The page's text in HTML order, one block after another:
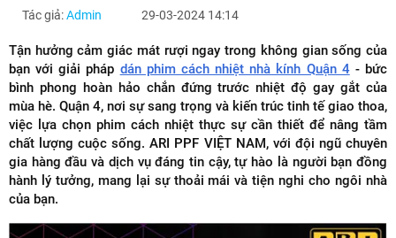
Tác giả:Admin 29-03-2024 14:14
Tận hưởng cảm giác mát rượi ngay trong không gian sống của
bạn với giải pháp dán phim cách nhiệt nhà kính Quận 4- bức
bình phong hoàn hảo chắn đứng trước nhiệt độ gay gắt của
mùa hè. Quận 4, nơi sự sang trọng và kiến trúc tinh tế giao thoa,
việc lựa chọn phim cách nhiệt thực sự cần thiết để nâng tầm
chất lượng cuộc sống. ARI PPF VIỆT NAM, với đội ngũ chuyên
gia hàng đầu và dịch vụ đáng tin cậy, tự hào là người bạn đồng
hành lý tưởng, mang lại sự thoải mái và tiện nghi cho ngôi nhà
của bạn.